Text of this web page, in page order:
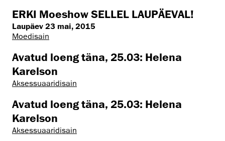
ERKI Moeshow SELLEL LAUPÄEVAL!
Laupäev 23 mai, 2015
Moedisain
Avatud loeng täna, 25.03: Helena
Karelson
Aksessuaaridisain
Avatud loeng täna, 25.03: Helena
Karelson
Aksessuaaridisain